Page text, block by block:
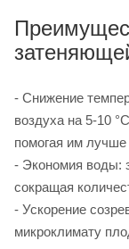
- Снижение
воздуха на 5-10
помогая им лучше
- Экономия воды:
сокращая
- Ускорение
микроклимату